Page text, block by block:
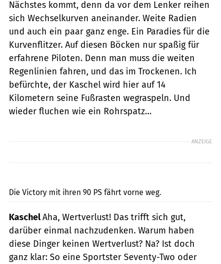
Nächstes kommt, denn da vor dem Lenker reihen
sich Wechselkurven aneinander. Weite Radien
und auch ein paar ganz enge. Ein Paradies für die
Kurvenflitzer. Auf diesen Böcken nur spaßig für
erfahrene Piloten. Denn man muss die weiten
Regenlinien fahren, und das im Trockenen. Ich
befürchte, der Kaschel wird hier auf 14
Kilometern seine Fußrasten wegraspeln. Und
wieder fluchen wie ein Rohrspatz…
ANZEIGE
Die Victory mit ihren 90 PS fährt vorne weg.
KaschelAha, Wertverlust! Das trifft sich gut,
darüber einmal nachzudenken. Warum haben
diese Dinger keinen Wertverlust? Na? Ist doch
ganz klar: So eine Sportster Seventy-Two oder